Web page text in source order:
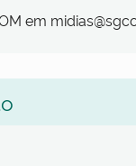
em